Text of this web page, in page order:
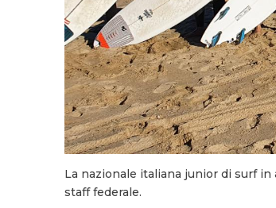
La nazionale italiana junior di surf
staff federale.